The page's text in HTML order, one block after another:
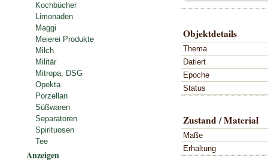
Objektdetails
Thema
Datiert
Epoche
Status
Zustand / Material
Maße
Erhaltung
Kochbücher
Limonaden
Maggi
Meierei Produkte
Milch
Militär
Mitropa, DSG
Opekta
Porzellan
Süßwaren
Separatoren
Spirituosen
Tee
Anzeigen